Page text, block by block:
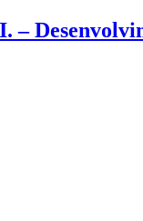
–